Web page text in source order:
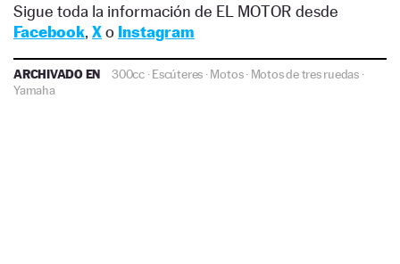
Sigue toda la información de EL MOTOR desde
Facebook, Xo Instagram
ARCHIVADO EN 300cc·Escúteres ·Motos· Motos de tres ruedas ·
Yamaha